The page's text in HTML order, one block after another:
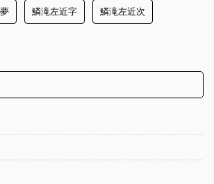
鱗滝左近字 鱗滝左近次